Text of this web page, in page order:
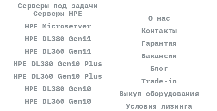
Серверы под задачи
Серверы HPE
HPE Microserver
HPE DL380 Gen11
HPE DL360 Gen11
HPE DL380 Gen10 Plus
HPE DL360 Gen10 Plus
HPE DL380 Gen10
HPE DL360 Gen10
О нас
Контакты
Гарантия
Вакансии
Блог
Trade-in
Выкуп оборудования
Условия лизинга